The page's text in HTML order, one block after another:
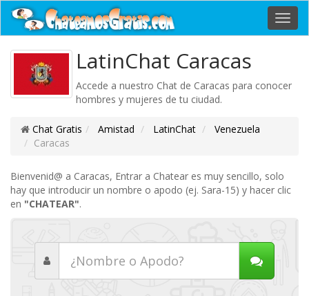
LatinChat Caracas
Accede a nuestro Chat de Caracas para conocer
hombres y mujeres de tu ciudad.
Chat Gratis Amistad LatinChat
Venezuela
Caracas
Bienvenid@ a Caracas, Entrar a Chatear es muy sencillo, solo
hay que introducir un nombre o apodo (ej. Sara-15) y hacer clic
en "CHATEAR".